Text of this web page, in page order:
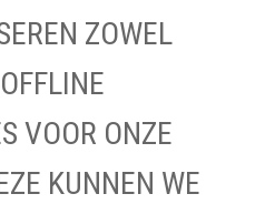
ZOWEL
VOOR ONZE
KUNNEN WE